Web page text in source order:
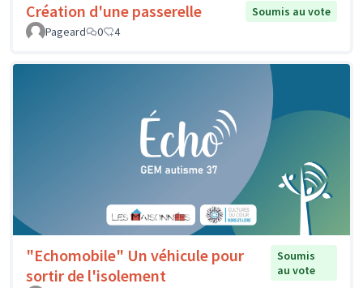
Création d'une passerelle
Soumis au vote
Pageard
0 4
"Echomobile" Un véhicule pour
sortir de l'isolement
Soumis
au vote